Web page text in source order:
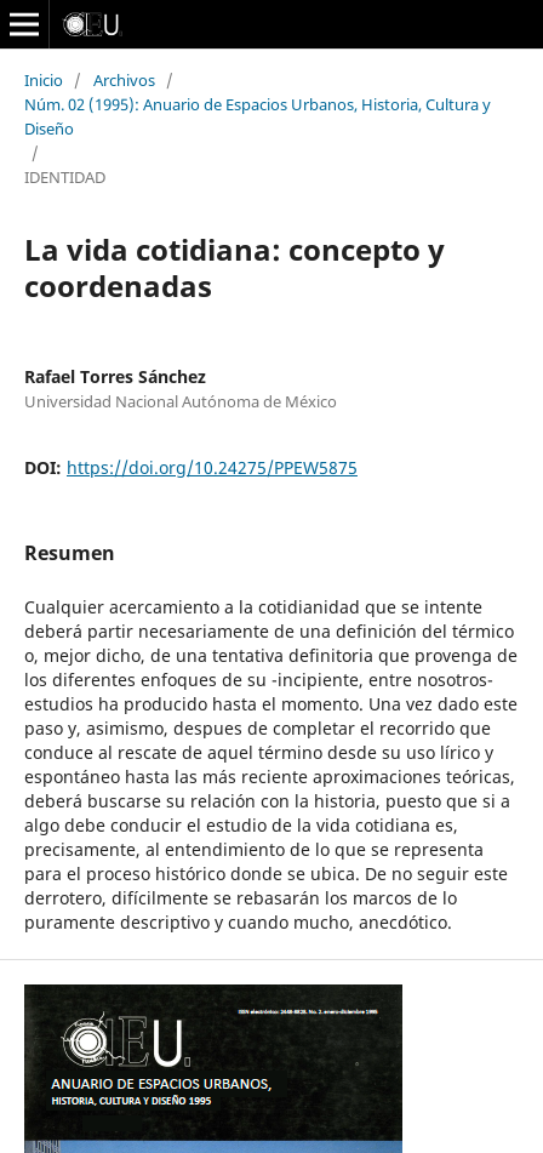
Inicio / Archivos /
Núm. 02 (1995): Anuario de Espacios Urbanos, Historia, Cultura y
Diseño
/
IDENTIDAD
La vida cotidiana: concepto y
coordenadas
Rafael Torres Sánchez
Universidad Nacional Autónoma de México
DOI: https://doi.org/10.24275/PPEW5875
Resumen
Cualquier acercamiento a la cotidianidad que se intente
deberá partir necesariamente de una definición del térmico
o, mejor dicho, de una tentativa definitoria que provenga de
los diferentes enfoques de su -incipiente, entre nosotros-
estudios ha producido hasta el momento. Una vez dado este
paso y, asimismo, despues de completar el recorrido que
conduce al rescate de aquel término desde su uso lírico y
espontáneo hasta las más reciente aproximaciones teóricas,
deberá buscarse su relación con la historia, puesto que si a
algo debe conducir el estudio de la vida cotidiana es,
precisamente, al entendimiento de lo que se representa
para el proceso histórico donde se ubica. De no seguir este
derrotero, difícilmente se rebasarán los marcos de lo
puramente descriptivo y cuando mucho, anecdótico.